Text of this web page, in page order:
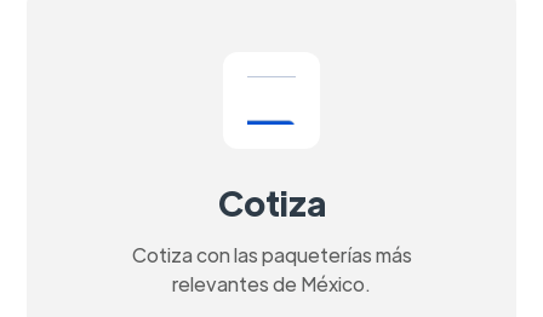
Cotiza
Cotiza con las paqueterías más
relevantes de México.